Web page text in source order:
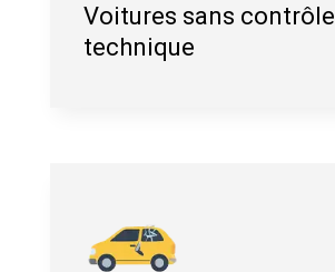
Voitures sans contrôle
technique